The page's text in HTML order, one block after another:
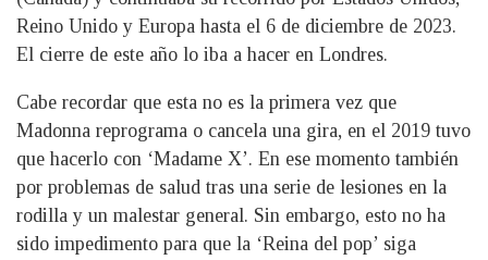
Reino Unido y Europa hasta el 6 de diciembre de 2023.
El cierre de este año lo iba a hacer en Londres.
Cabe recordar que esta no es la primera vez que
Madonna reprograma o cancela una gira, en el 2019 tuvo
que hacerlo con ‘Madame X’. En ese momento también
por problemas de salud tras una serie de lesiones en la
rodilla y un malestar general. Sin embargo, esto no ha
sido impedimento para que la ‘Reina del pop’ siga